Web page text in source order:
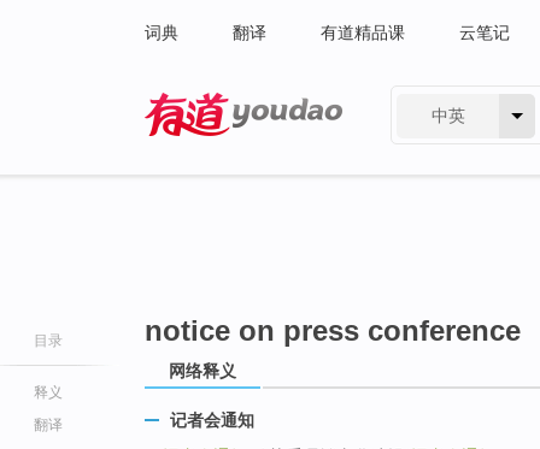
词典 翻译 有道精品课 云笔记
中英
目录
释义
翻译
notice on press conference
网络释义
记者会通知